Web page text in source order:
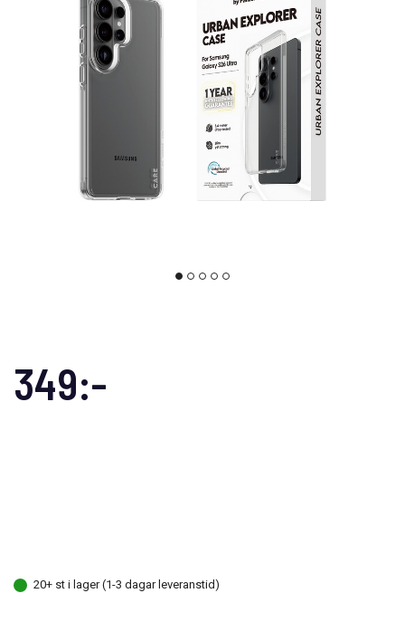
349:-
20+ st i lager (1-3 dagar leveranstid)